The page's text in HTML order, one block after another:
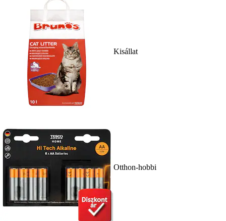
Kisállat
Otthon-hobbi